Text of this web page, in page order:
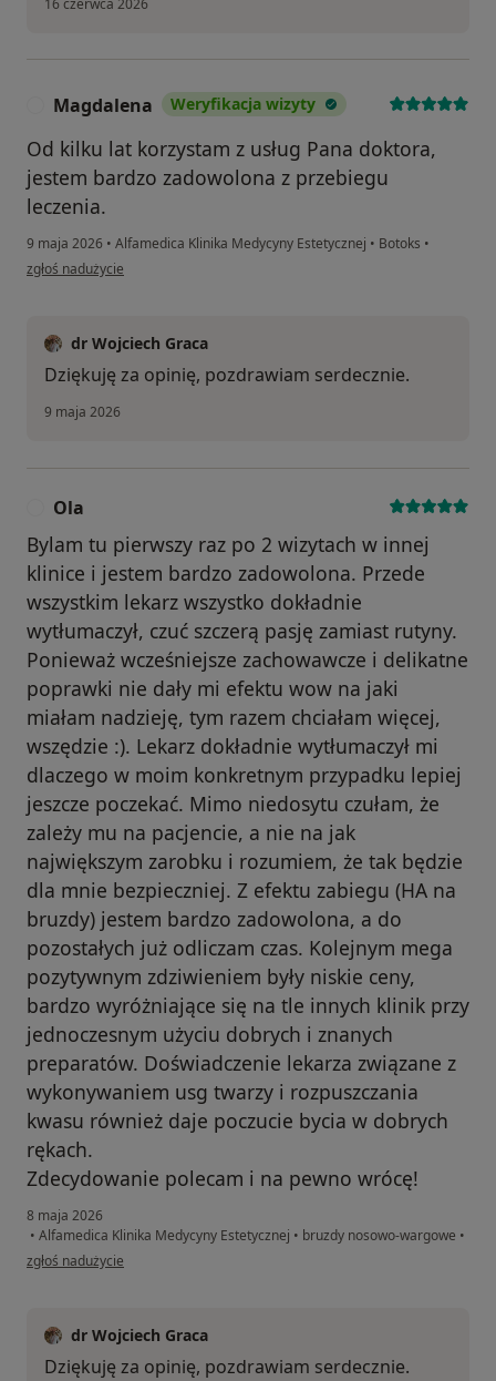
Magdalena Weryfikacja wizyty
Od kilku lat korzystam z usług Pana doktora,
jestem bardzo zadowolona z przebiegu
leczenia.
9 maja 2026 • Alfamedica Klinika Medycyny Estetycznej • Botoks •
w opinii użytkownika Magdalena
zgłoś nadużycie
dr Wojciech Graca
Dziękuję za opinię, pozdrawiam serdecznie.
9 maja 2026
Ola
Bylam tu pierwszy raz po 2 wizytach w innej
klinice i jestem bardzo zadowolona. Przede
wszystkim lekarz wszystko dokładnie
wytłumaczył, czuć szczerą pasję zamiast rutyny.
Ponieważ wcześniejsze zachowawcze i delikatne
poprawki nie dały mi efektu wow na jaki
miałam nadzieję, tym razem chciałam więcej,
wszędzie :). Lekarz dokładnie wytłumaczył mi
dlaczego w moim konkretnym przypadku lepiej
jeszcze poczekać. Mimo niedosytu czułam, że
zależy mu na pacjencie, a nie na jak
największym zarobku i rozumiem, że tak będzie
dla mnie bezpieczniej. Z efektu zabiegu (HA na
bruzdy) jestem bardzo zadowolona, a do
pozostałych już odliczam czas. Kolejnym mega
pozytywnym zdziwieniem były niskie ceny,
bardzo wyróżniające się na tle innych klinik przy
jednoczesnym użyciu dobrych i znanych
preparatów. Doświadczenie lekarza związane z
wykonywaniem usg twarzy i rozpuszczania
kwasu również daje poczucie bycia w dobrych
rękach.
Zdecydowanie polecam i na pewno wrócę!
8 maja 2026
• Alfamedica Klinika Medycyny Estetycznej • bruzdy nosowo-wargowe •
w opinii użytkownika Ola
zgłoś nadużycie
dr Wojciech Graca
Dziękuję za opinię, pozdrawiam serdecznie.